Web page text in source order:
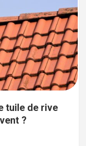
tuile de rive
?